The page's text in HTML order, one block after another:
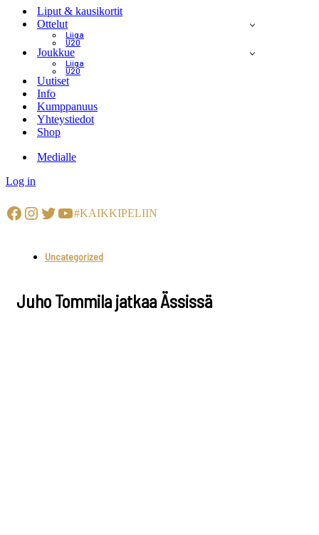
Liput & kausikortit
Ottelut
Liiga
U20
Joukkue
Liiga
U20
Uutiset
Info
Kumppanuus
Yhteystiedot
Shop
Medialle
Log in
Facebook
Instagram
Twitter
YouTube
#KAIKKIPELIIN
Juho Tommila jatkaa Ässissä
Uncategorized